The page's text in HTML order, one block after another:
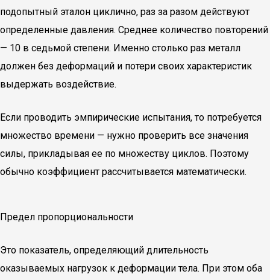
подопытный эталон циклично, раз за разом действуют
определенные давления. Среднее количество повторений
— 10 в седьмой степени. Именно столько раз металл
должен без деформаций и потери своих характеристик
выдержать воздействие.
Если проводить эмпирические испытания, то потребуется
множество времени — нужно проверить все значения
силы, прикладывая ее по множеству циклов. Поэтому
обычно коэффициент рассчитывается математически.
Предел пропорциональности
Это показатель, определяющий длительность
оказываемых нагрузок к деформации тела. При этом оба